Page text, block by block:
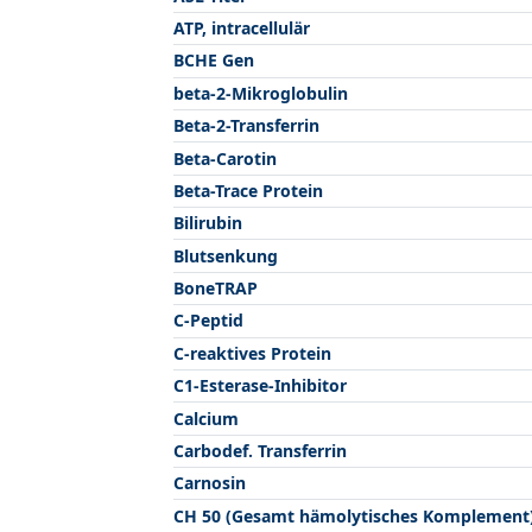
ATP, intracellulär
BCHE Gen
beta-2-Mikroglobulin
Beta-2-Transferrin
Beta-Carotin
Beta-Trace Protein
Bilirubin
Blutsenkung
BoneTRAP
C-Peptid
C-reaktives Protein
C1-Esterase-Inhibitor
Calcium
Carbodef. Transferrin
Carnosin
CH 50 (Gesamt hämolytisches